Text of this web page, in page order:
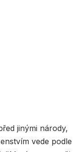
jinými národy,
vede podle